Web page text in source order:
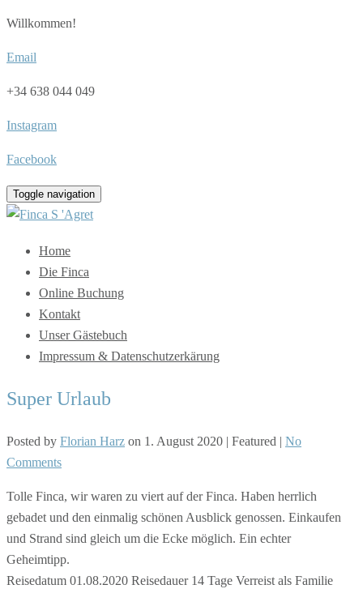
Willkommen!
Email
+34 638 044 049
Instagram
Facebook
Toggle navigation
Home
Die Finca
Online Buchung
Kontakt
Unser Gästebuch
Impressum & Datenschutzerkärung
Super Urlaub
Posted by Florian Harz on 1. August 2020 | Featured | No
Comments
Tolle Finca, wir waren zu viert auf der Finca. Haben herrlich
gebadet und den einmalig schönen Ausblick genossen. Einkaufen
und Strand sind gleich um die Ecke möglich. Ein echter
Geheimtipp.
Reisedatum 01.08.2020 Reisedauer 14 Tage Verreist als Familie